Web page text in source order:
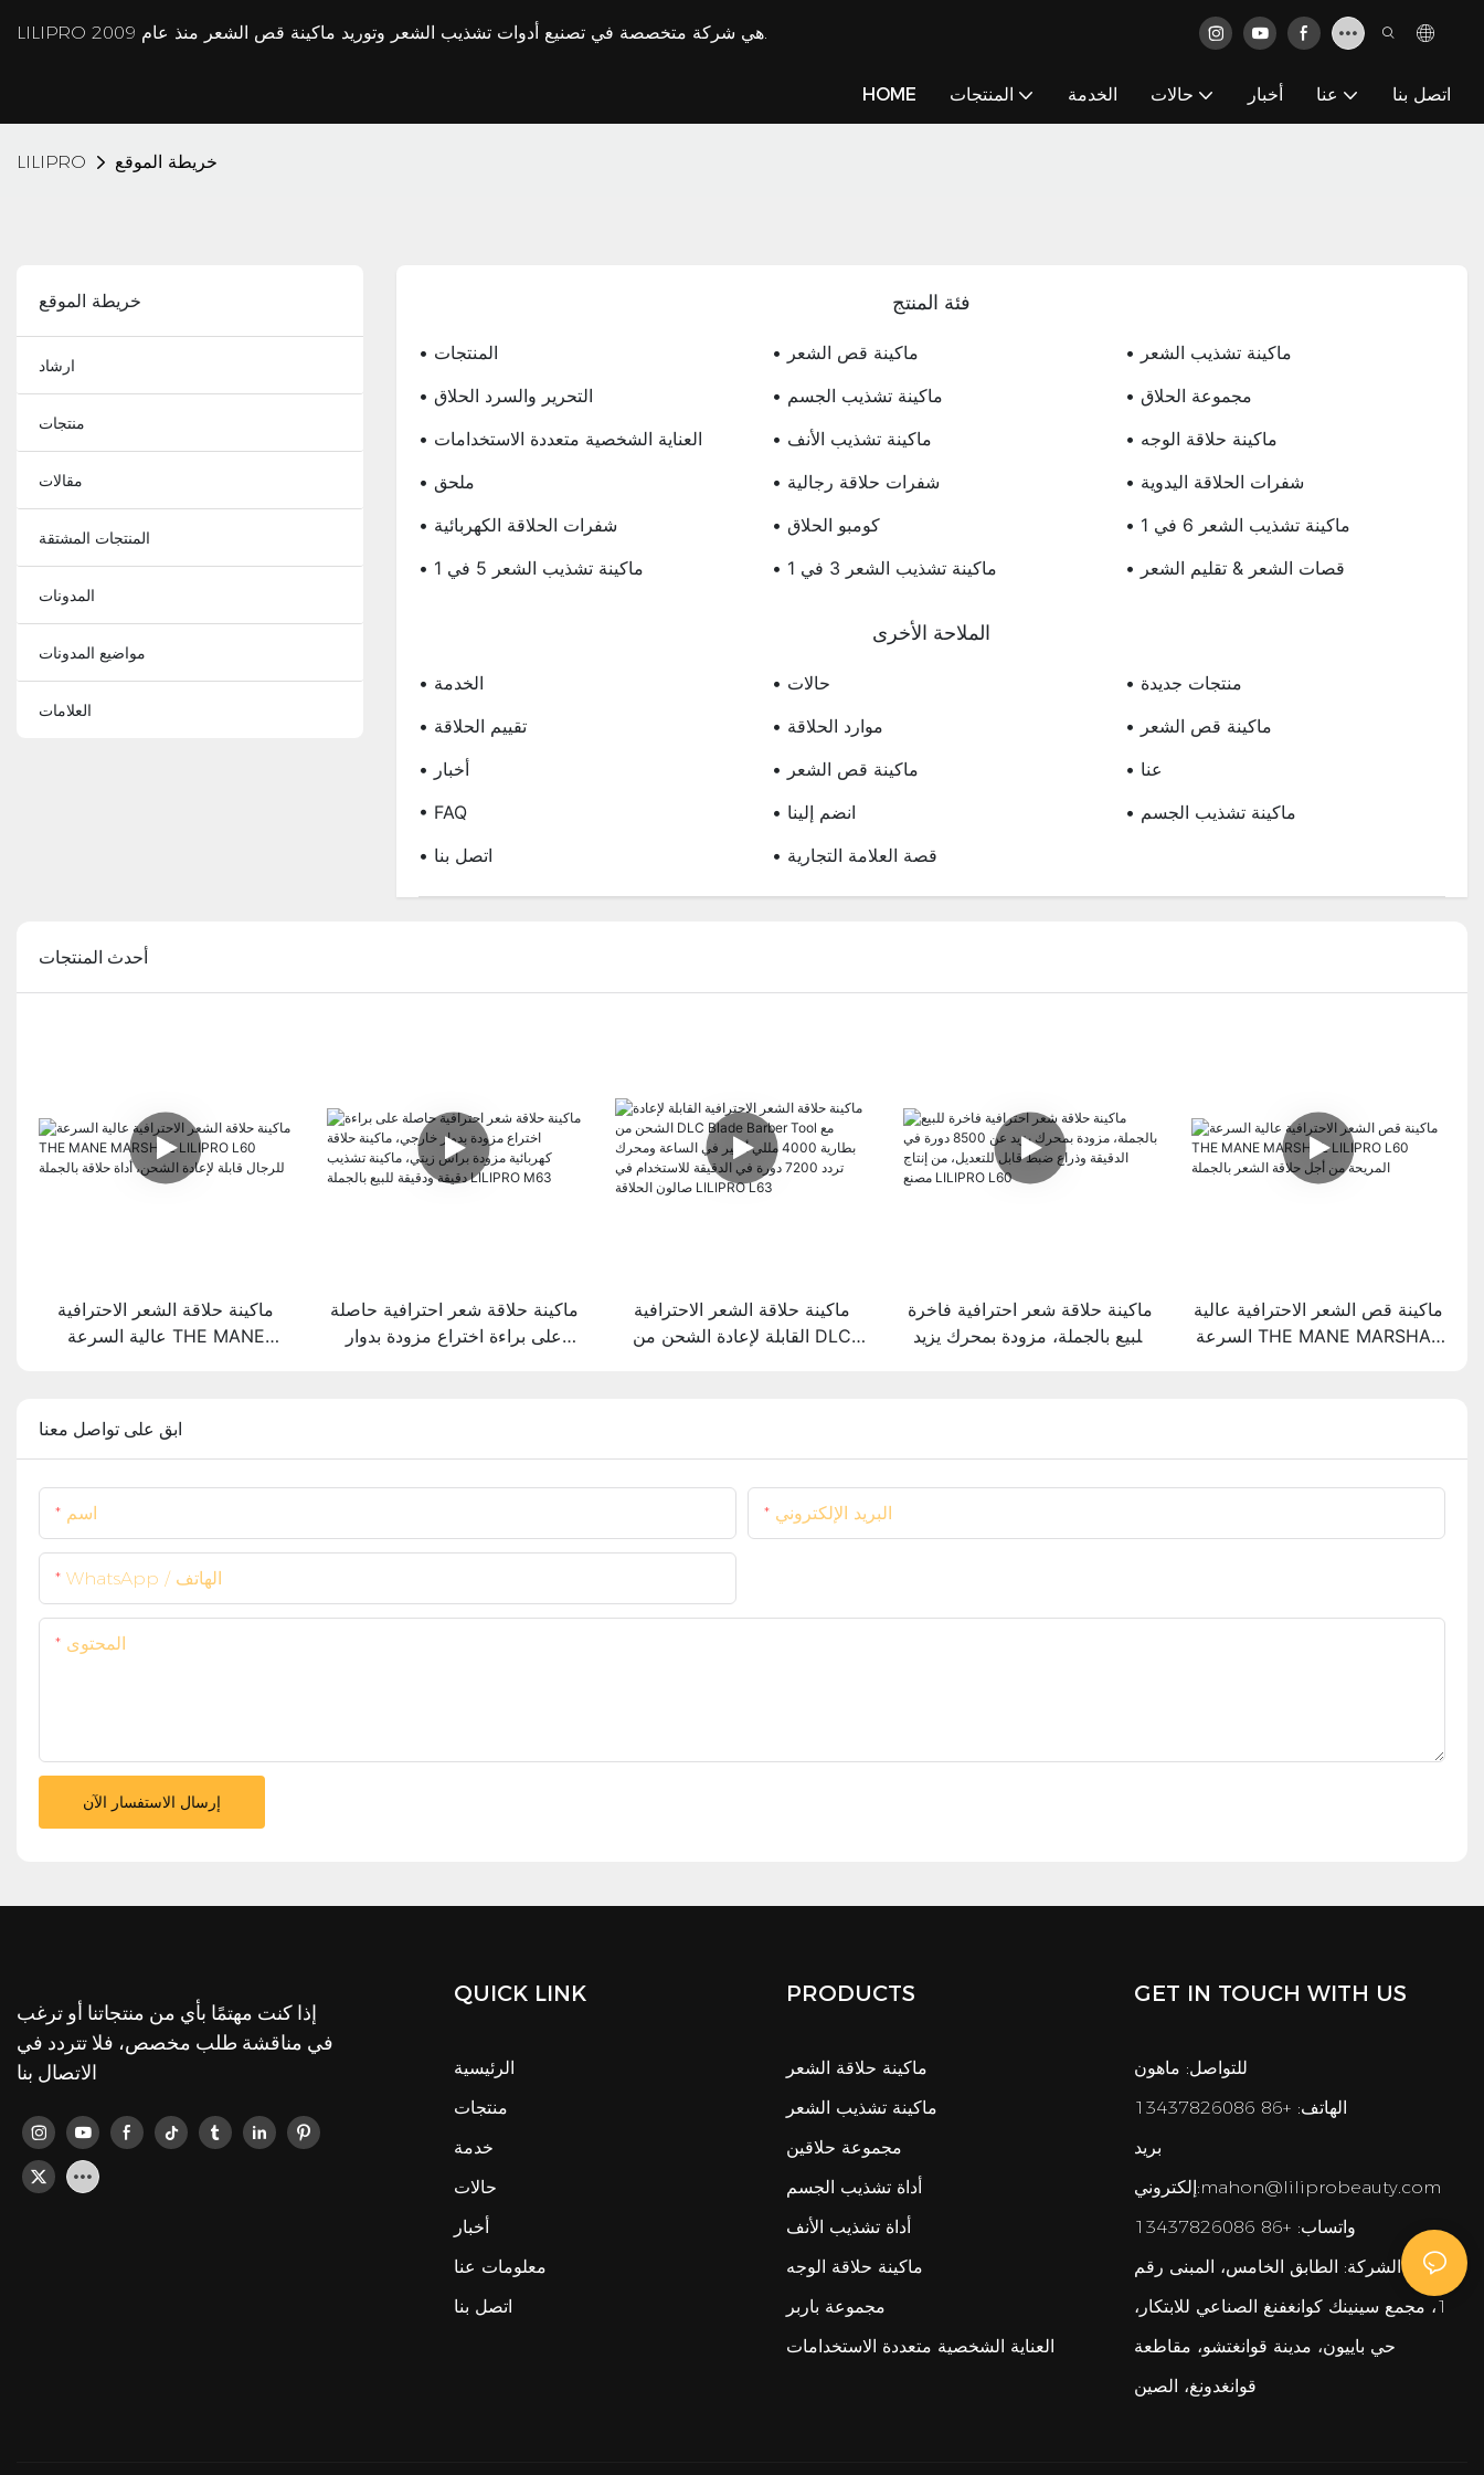
LILIPRO هي شركة متخصصة في تصنيع أدوات تشذيب الشعر وتوريد ماكينة قص الشعر منذ عام 2009.
HOME المنتجات الخدمة حالات أخبار عنا اتصل بنا
LILIPRO خريطة الموقع
خريطة الموقع
ارشاد
منتجات
مقالات
المنتجات المشتقة
المدونات
مواضيع المدونات
العلامات
فئة المنتج
• المنتجات • ماكينة قص الشعر
• ماكينة تشذيب الشعر
• التحرير والسرد الحلاق
• ماكينة تشذيب الجسم
• مجموعة الحلاق
• العناية الشخصية متعددة الاستخدامات
• ماكينة تشذيب الأنف
• ماكينة حلاقة الوجه
• ملحق
• شفرات حلاقة رجالية
• شفرات الحلاقة اليدوية
• شفرات الحلاقة الكهربائية
• كومبو الحلاق
• ماكينة تشذيب الشعر 6 في 1
• ماكينة تشذيب الشعر 5 في 1
• ماكينة تشذيب الشعر 3 في 1 • قصات الشعر & تقليم الشعر
الملاحة الأخرى
• الخدمة • حالات
• منتجات جديدة
• تقييم الحلاقة
• موارد الحلاقة
• ماكينة قص الشعر
• أخبار
• ماكينة قص الشعر
• عنا
• FAQ
• انضم إلينا
• ماكينة تشذيب الجسم
• اتصل بنا
• قصة العلامة التجارية
أحدث المنتجات
ماكينة حلاقة الشعر الاحترافية
عالية السرعة THE MANE
ماكينة حلاقة شعر احترافية حاصلة
على براءة اختراع مزودة بدوار
ماكينة حلاقة الشعر الاحترافية
القابلة لإعادة الشحن من DLC
ماكينة حلاقة شعر احترافية فاخرة
للبيع بالجملة، مزودة بمحرك يزيد
ماكينة قص الشعر الاحترافية عالية
السرعة THE MANE MARSHAL
ابق على تواصل معنا
اسم البريد الإلكتروني
WhatsApp / الهاتف
المحتوى
إرسال الاستفسار الآن
إذا كنت مهتمًا بأي من منتجاتنا أو ترغب
في مناقشة طلب مخصص، فلا تتردد في
QUICK LINK
الرئيسية
منتجات
خدمة
حالات
أخبار
معلومات عنا
اتصل بنا
PRODUCTS
ماكينة حلاقة الشعر
ماكينة تشذيب الشعر
مجموعة حلاقين
أداة تشذيب الجسم
أداة تشذيب الأنف
ماكينة حلاقة الوجه
مجموعة باربر
العناية الشخصية متعددة الاستخدامات
GET IN TOUCH WITH US
للتواصل: ماهون
الهاتف: +86 13437826086
بريد
إلكتروني:mahon@liliprobeauty.com
واتساب: +86 13437826086
عنوان الشركة: الطابق الخامس، المبنى رقم
1، مجمع سينينك كوانغفنغ الصناعي للابتكار،
حي باييون، مدينة قوانغتشو، مقاطعة
قوانغدونغ، الصين